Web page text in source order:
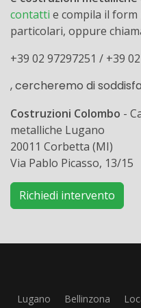
contatti e compila il
particolari, oppure
+39 02 97297251 / +39
, cercheremo di
Costruzioni Colombo -
metalliche Lugano
20011 Corbetta (MI)
Via Pablo Picasso, 13/15
Richiedi intervento
Lugano Bellinzona